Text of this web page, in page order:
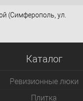
(Симферополь, ул.
Каталог
Ревизионные люки
Плитка